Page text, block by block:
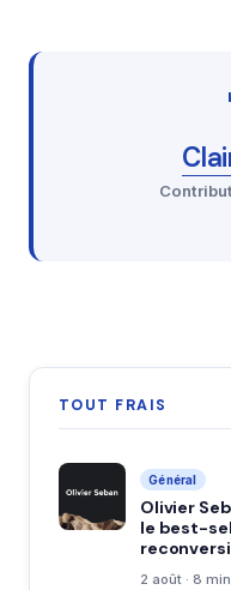
TOUT FRAIS
Général
Olivier
le best-
2 août · 8 min